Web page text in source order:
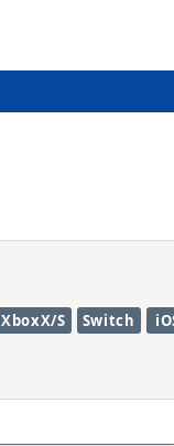
XboxX/S Switch